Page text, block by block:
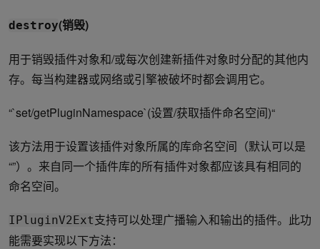
destroy(销毁)
用于销毁插件对象和/或每次创建新插件对象时分配的其他内
存。每当构建器或网络或引擎被破坏时都会调用它。
“`set/getPluginNamespace`(设置/获取插件命名空间)“
该方法用于设置该插件对象所属的库命名空间（默认可以是
“”）。来自同一个插件库的所有插件对象都应该具有相同的
命名空间。
IPluginV2Ext支持可以处理广播输入和输出的插件。此功
能需要实现以下方法：